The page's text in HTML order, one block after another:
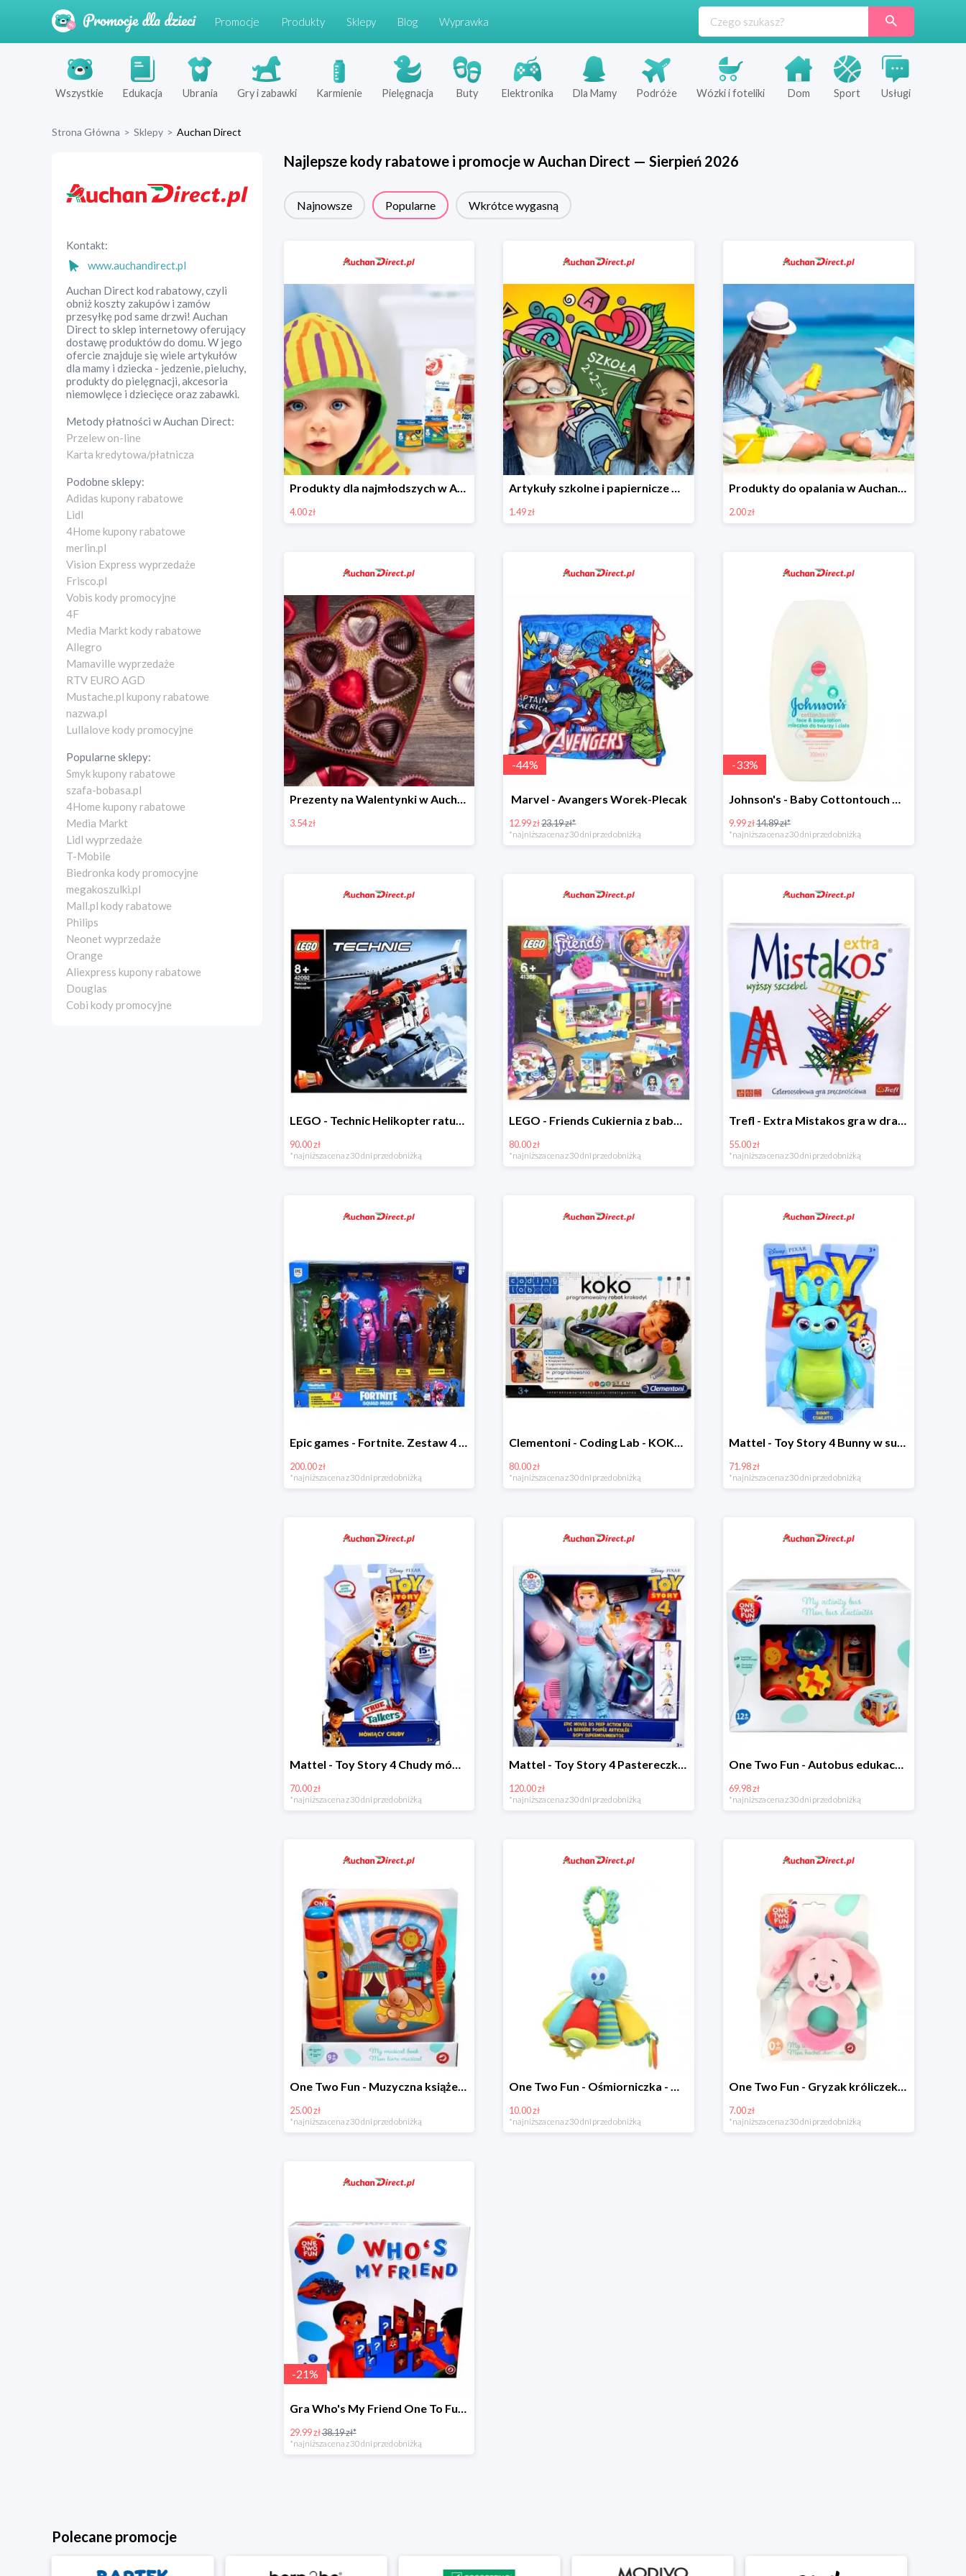
Promocje Produkty Sklepy Blog Wyprawka
Wszystkie Edukacja Ubrania Gry i zabawki Karmienie Pielęgnacja Buty Elektronika Dla Mamy Podróże Wózki i foteliki Dom Sport Usługi
Strona Główna > Sklepy > Auchan Direct
Kontakt:
www.auchandirect.pl
Auchan Direct kod rabatowy, czyli
obniż koszty zakupów i zamów
przesyłkę pod same drzwi! Auchan
Direct to sklep internetowy oferujący
dostawę produktów do domu. W jego
ofercie znajduje się wiele artykułów
dla mamy i dziecka - jedzenie, pieluchy,
produkty do pielęgnacji, akcesoria
niemowlęce i dziecięce oraz zabawki.
Metody płatności wAuchan Direct:
Przelew on-line
Karta kredytowa/płatnicza
Podobne sklepy:
Adidas kupony rabatowe
Lidl
4Home kupony rabatowe
merlin.pl
Vision Express wyprzedaże
Frisco.pl
Vobis kody promocyjne
4F
Media Markt kody rabatowe
Allegro
Mamaville wyprzedaże
RTV EURO AGD
Mustache.pl kupony rabatowe
nazwa.pl
Lullalove kody promocyjne
Popularne sklepy:
Smyk kupony rabatowe
szafa-bobasa.pl
4Home kupony rabatowe
Media Markt
Lidl wyprzedaże
T-Mobile
Biedronka kody promocyjne
megakoszulki.pl
Mall.pl kody rabatowe
Philips
Neonet wyprzedaże
Orange
Aliexpress kupony rabatowe
Douglas
Cobi kody promocyjne
Najlepsze kody rabatowe i promocje wAuchan Direct — Sierpień 2026
Najnowsze Popularne Wkrótce wygasną
Produkty dla najmłodszych w Auchan Direct od 4 zł
4.00 zł
Artykuły szkolne i papiernicze w Auchan Direct od 1,49 zł
1.49 zł
Produkty do opalania w Auchan Direct od 2 zł
2.00 zł
Prezenty na Walentynki w Auchan Direct
3.54 zł
-44%
Marvel - Avangers Worek-Plecak
12.99 zł23.19 zł*
*najniższa cena z 30 dni przed obniżką
-33%
Johnson's - Baby Cottontouch mleczko do twarzy i ciała
9.99 zł14.89 zł*
*najniższa cena z 30 dni przed obniżką
LEGO - Technic Helikopter ratunkowy w super cenie
90.00 zł
*najniższa cena z 30 dni przed obniżką
LEGO - Friends Cukiernia z babeczkami Olivii w super cenie
80.00 zł
*najniższa cena z 30 dni przed obniżką
Trefl - Extra Mistakos gra w drabinki w super cenie
55.00 zł
*najniższa cena z 30 dni przed obniżką
Epic games - Fortnite. Zestaw 4 figurek + akcesoria w super cenie
200.00 zł
*najniższa cena z 30 dni przed obniżką
Clementoni - Coding Lab - KOKO programowalny robot krokodyl w super cenie
80.00 zł
*najniższa cena z 30 dni przed obniżką
Mattel - Toy Story 4 Bunny w super cenoe
71.98 zł
*najniższa cena z 30 dni przed obniżką
Mattel - Toy Story 4 Chudy mówiąca figurka w super cenie
70.00 zł
*najniższa cena z 30 dni przed obniżką
Mattel - Toy Story 4 Pastereczka w super cenie
120.00 zł
*najniższa cena z 30 dni przed obniżką
One Two Fun - Autobus edukacyjny w super cenie
69.98 zł
*najniższa cena z 30 dni przed obniżką
One Two Fun - Muzyczna książeczka w super cenie
25.00 zł
*najniższa cena z 30 dni przed obniżką
One Two Fun - Ośmiorniczka - miękka zabawka zawieszana w super cenie
10.00 zł
*najniższa cena z 30 dni przed obniżką
One Two Fun - Gryzak króliczek w super cenie
7.00 zł
*najniższa cena z 30 dni przed obniżką
-21%
Gra Who's My Friend One To Fun w super cenie
29.99 zł38.19 zł*
*najniższa cena z 30 dni przed obniżką
Polecane promocje